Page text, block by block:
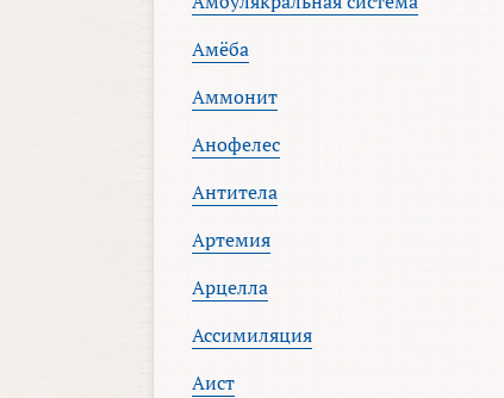
Амёба
Аммонит
Анофелес
Антитела
Артемия
Арцелла
Ассимиляция
Аист